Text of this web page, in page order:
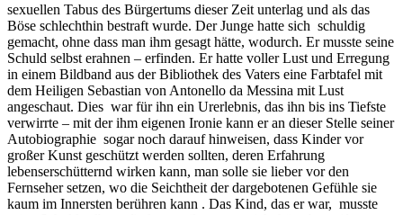
sexuellen Tabus des Bürgertums dieser Zeit unterlag und als das
Böse schlechthin bestraft wurde. Der Junge hatte sich schuldig
gemacht, ohne dass man ihm gesagt hätte, wodurch. Er musste seine
Schuld selbst erahnen – erfinden. Er hatte voller Lust und Erregung
in einem Bildband aus der Bibliothek des Vaters eine Farbtafel mit
dem Heiligen Sebastian von Antonello da Messina mit Lust
angeschaut. Dies war für ihn ein Urerlebnis, das ihn bis ins Tiefste
verwirrte – mit der ihm eigenen Ironie kann er an dieser Stelle seiner
Autobiographie sogar noch darauf hinweisen, dass Kinder vor
großer Kunst geschützt werden sollten, deren Erfahrung
lebenserschütternd wirken kann, man solle sie lieber vor den
Fernseher setzen, wo die Seichtheit der dargebotenen Gefühle sie
kaum im Innersten berühren kann . Das Kind, das er war, musste